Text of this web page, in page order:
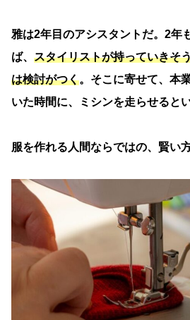
雅は2年目のアシスタントだ。2年
ば、 スタイリストが持っていきそ
は検討がつく。そこに寄せて、本
いた時間に、ミシンを走らせると
服を作れる人間ならではの、賢い